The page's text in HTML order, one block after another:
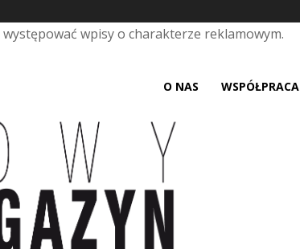
wpisy o charakterze reklamowym.
O NAS WSPÓŁPRACA